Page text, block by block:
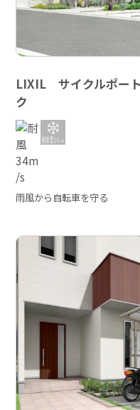
LIXIL サイクルポー
ク
雨風から自転車を守る